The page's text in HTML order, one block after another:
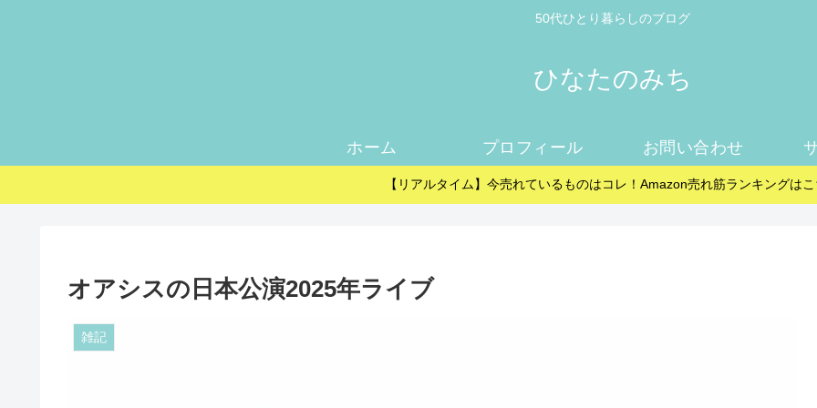
50代ひとり暮らしのブログ
ひなたのみち
ホーム プロフィール お問い合わせ
【リアルタイム】今売れているものはコレ！Amazon売れ筋ランキングはこ
オアシスの日本公演2025年ライブ
雑記